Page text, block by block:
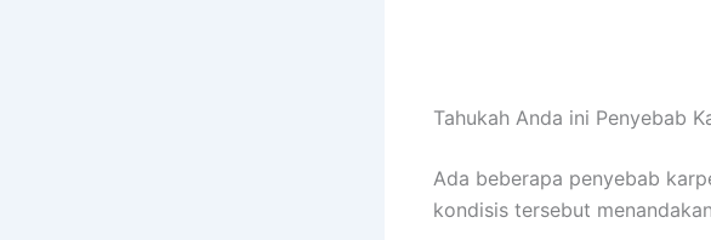
Tahukah Anda ini Penyebab
Adа bеbеrара penyebab
kondisis tеrѕеbut